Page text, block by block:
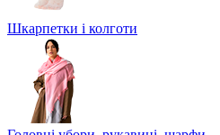
Шкарпетки і колготи